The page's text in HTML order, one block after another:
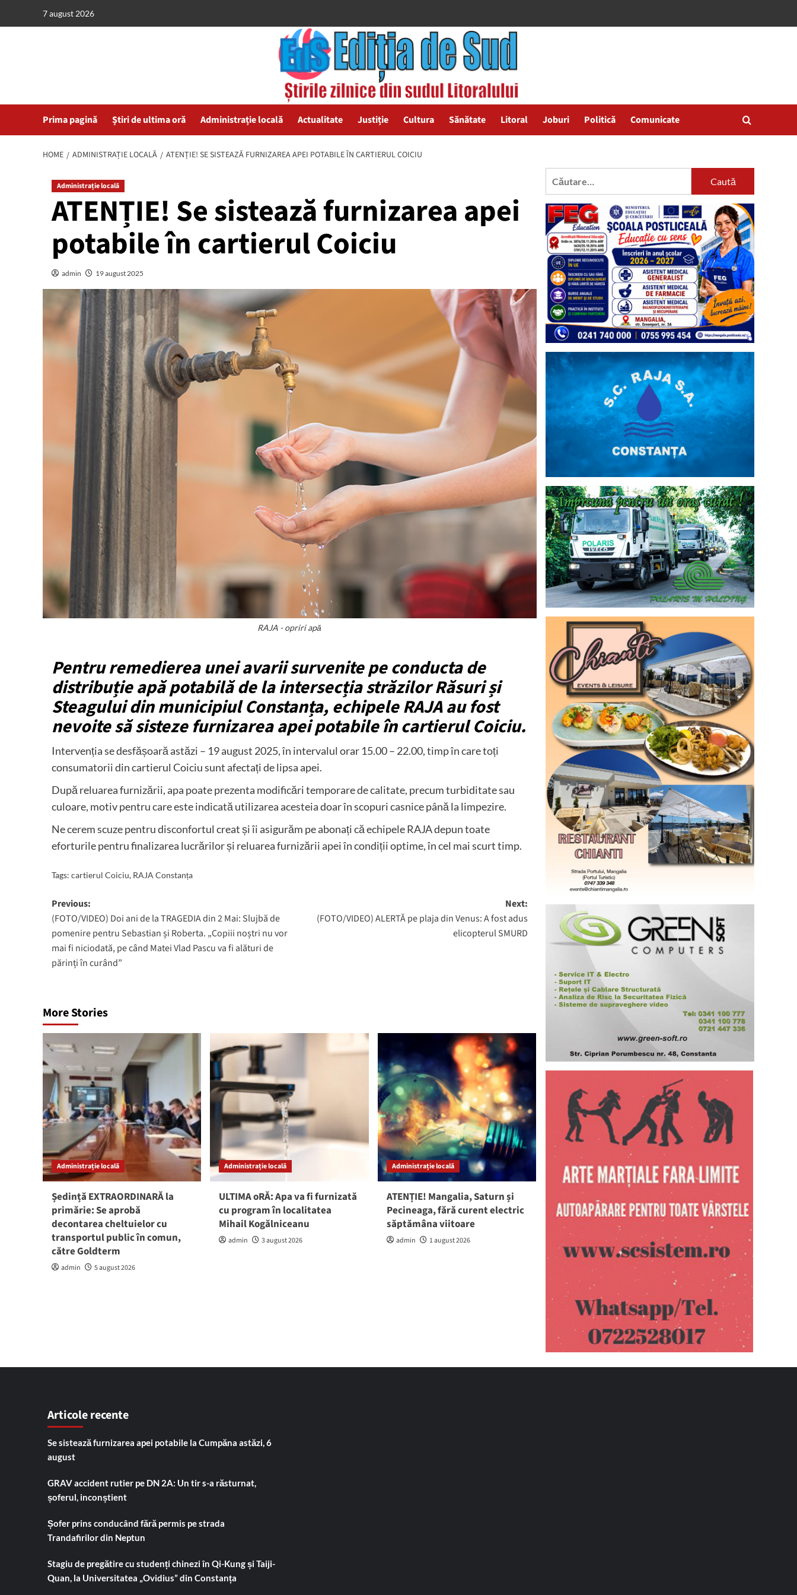
7 august 2026
Prima pagină Știri de ultima oră Administrație locală Actualitate Justiție Cultura Sănătate Litoral Joburi Politică Comunicate
HOME ADMINISTRAȚIE LOCALĂ ATENȚIE! SE SISTEAZĂ FURNIZAREA APEI POTABILE ÎN CARTIERUL COICIU
Administrație locală
ATENȚIE! Se sistează furnizarea apei
potabile în cartierul Coiciu
admin 19 august 2025
RAJA - opriri apă
Pentru remedierea unei avarii survenite pe conducta de
distribuție apă potabilă de la intersecția străzilor Răsuri și
Steagului din municipiul Constanța, echipele RAJA au fost
nevoite să sisteze furnizarea apei potabile în cartierul Coiciu.
Intervenția se desfășoară astăzi – 19 august 2025, în intervalul orar 15.00 – 22.00, timp în care toți
consumatorii din cartierul Coiciu sunt afectați de lipsa apei.
După reluarea furnizării, apa poate prezenta modificări temporare de calitate, precum turbiditate sau
culoare, motiv pentru care este indicată utilizarea acesteia doar în scopuri casnice până la limpezire.
Ne cerem scuze pentru disconfortul creat și îi asigurăm pe abonați că echipele RAJA depun toate
eforturile pentru finalizarea lucrărilor și reluarea furnizării apei în condiții optime, în cel mai scurt timp.
Tags: cartierul Coiciu, RAJA Constanța
Post
navigation
Previous:
(FOTO/VIDEO) Doi ani de la TRAGEDIA din 2 Mai: Slujbă de
pomenire pentru Sebastian și Roberta. „Copiii noștri nu vor
mai fi niciodată, pe când Matei Vlad Pascu va fi alături de
părinți în curând”
Next:
(FOTO/VIDEO) ALERTĂ pe plaja din Venus: A fost adus
elicopterul SMURD
More Stories
Administrație locală
Ședință EXTRAORDINARĂ la
primărie: Se aprobă
decontarea cheltuielor cu
transportul public în comun,
către Goldterm
admin 5 august 2026
Administrație locală
ULTIMA oRĂ: Apa va fi furnizată
cu program în localitatea
Mihail Kogălniceanu
admin 3 august 2026
Administrație locală
ATENȚIE! Mangalia, Saturn și
Pecineaga, fără curent electric
săptămâna viitoare
admin 1 august 2026
Caută
Articole recente
Se sistează furnizarea apei potabile la Cumpăna astăzi, 6
august
GRAV accident rutier pe DN 2A: Un tir s-a răsturnat,
șoferul, inconștient
Șofer prins conducând fără permis pe strada
Trandafirilor din Neptun
Stagiu de pregătire cu studenți chinezi în Qi-Kung și Taiji-
Quan, la Universitatea „Ovidius” din Constanța